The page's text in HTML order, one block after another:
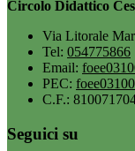
Circolo Didattico
Via Litorale
Tel: 054775866
Email:
PEC:
C.F.:
Seguici su